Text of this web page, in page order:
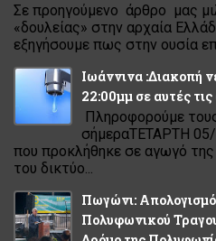
Σε προηγούμενο άρθρο μας
«δουλείας» στην αρχαία
εξηγήσουμε πως στην ουσία
Ιωάννινα :Διακοπή
22:00μμ σε αυτές
Πληροφορούμε
σήμεραΤΕΤΑΡΤΗ
που προκλήθηκε σε αγωγό της
του δικτύο...
Πωγώνι:
Πολυφωνικού